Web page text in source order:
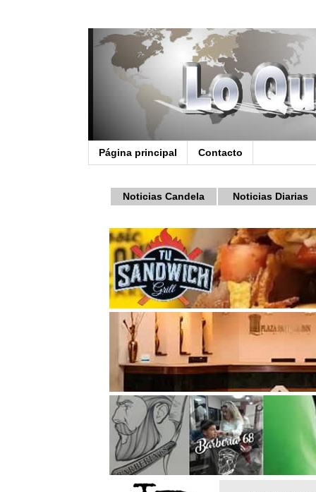
Página principal Contacto
Noticias Candela Noticias Diarias